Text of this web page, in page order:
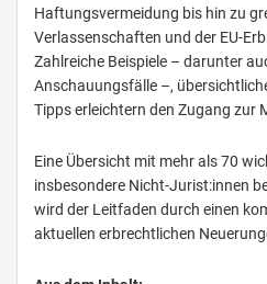
Haftungsvermeidung bis hin zu
Verlassenschaften und der EU-
Zahlreiche Beispiele – darunter
Anschauungsfälle –,
Tipps erleichtern den Zugang zur
Eine Übersicht mit mehr als 70
insbesondere Nicht-Jurist:innen
wird der Leitfaden durch einen
aktuellen erbrechtlichen